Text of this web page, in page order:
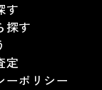
す
探す
定
ーポリシー